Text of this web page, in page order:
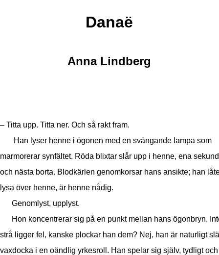
Danaë
Anna Lindberg
– Titta upp. Titta ner. Och så rakt fram.
Han lyser henne i ögonen med en svängande lampa som
marmorerar synfältet. Röda blixtar slår upp i henne, ena
och nästa borta. Blodkärlen genomkorsar hans ansikte; han
lysa över henne, är henne nådig.
Genomlyst, upplyst.
Hon koncentrerar sig på en punkt mellan hans ögonbryn.
strå ligger fel, kanske plockar han dem? Nej, han är naturligt
vaxdocka i en oändlig yrkesroll. Han spelar sig själv, tydligt och